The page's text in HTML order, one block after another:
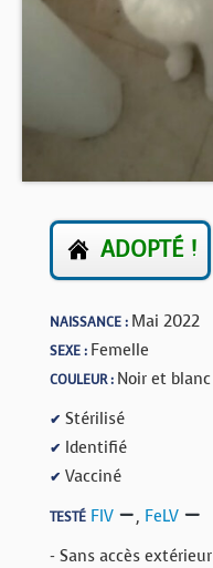
ADOPTÉ !
NAISSANCE : Mai 2022
SEXE : Femelle
COULEUR : Noir et blanc
✔ Stérilisé
✔ Identifié
✔ Vacciné
TESTÉ FIV , FeLV
- Sans accès extérieur